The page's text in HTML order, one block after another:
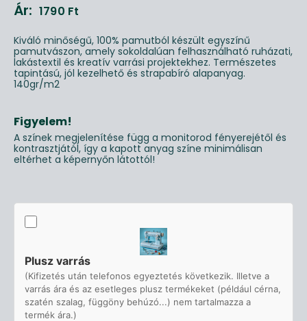
Ár: 1790 Ft
Kiváló minőségű, 100% pamutból készült egyszínű
pamutvászon, amely sokoldalúan felhasználható ruházati,
lakástextil és kreatív varrási projektekhez. Természetes
tapintású, jól kezelhető és strapabíró alapanyag.
140gr/m2
Figyelem!
A színek megjelenítése függ a monitorod fényerejétől és
kontrasztjától, így a kapott anyag színe minimálisan
eltérhet a képernyőn látottól!
Plusz varrás
(Kifizetés után telefonos egyeztetés következik. Illetve a
varrás ára és az esetleges plusz termékeket (például cérna,
szatén szalag, függöny behúzó...) nem tartalmazza a
termék ára.)